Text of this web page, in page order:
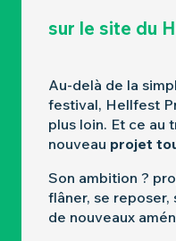
sur le site du
Au-delà de la
festival, Hellfest
plus loin. Et ce au
nouveau projet
Son ambition ?
flâner, se reposer,
de nouveaux